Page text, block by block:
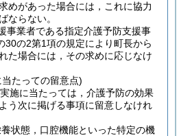
めがあった場合には，これに協力
ならない。
事業者である指定介護予防支援事
30の2第1項の規定により町長から
た場合には，その求めに応じなけ
たっての留意点)
施に当たっては，介護予防の効果
う次に掲げる事項に留意しなけれ
状態，口腔機能といった特定の機